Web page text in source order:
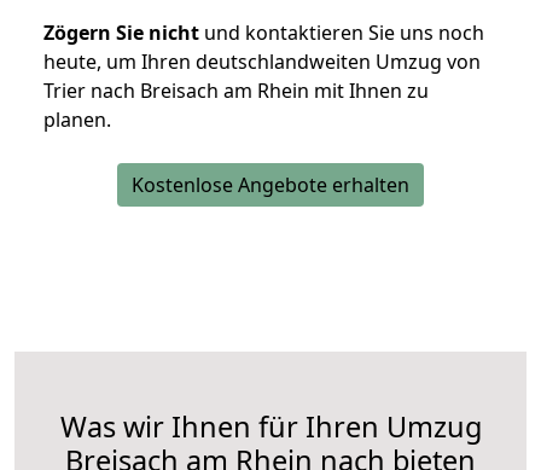
Zögern Sie nicht und kontaktieren Sie uns noch
heute, um Ihren deutschlandweiten Umzug von
Trier nach Breisach am Rhein mit Ihnen zu
planen.
Kostenlose Angebote erhalten
Was wir Ihnen für Ihren Umzug
Breisach am Rhein nach bieten